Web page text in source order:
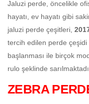
Jaluzi perde, öncelikle
hayatı, ev hayatı gibi
jaluzi perde çeşitleri,
tercih edilen perde çeşidi
başlanması ile birçok
rulo şeklinde
ZEBRA